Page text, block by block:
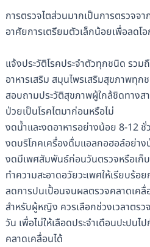
การตรวจไตส่วนมากเป็นการตรวจจ
อาศัยการเตรียมตัวเล็กน้อยเพื่อลดโ
แจ้งประวัติโรคประจำตัวทุกชนิด รวม
อาหารเสริม สมุนไพรเสริมสุขภาพทุก
สอบถามประวัติสุขภาพผู้ใกล้ชิดทางส
ป่วยเป็นโรคไตมาก่อนหรือไม่
งดน้ำและงดอาหารอย่างน้อย 8-12 ชั่
งดบริโภคเครื่องดื่มแอลกอฮอล์อย่าง
งดมีเพศสัมพันธ์ก่อนวันตรวจหรือเก็
ทำความสะอาดอวัยวะเพศให้เรียบร้อ
ลดการปนเปื้อนจนผลตรวจคลาดเคลื่
สำหรับผู้หญิง ควรเลือกช่วงเวลาตร
วัน เพื่อไม่ให้เลือดประจำเดือนปะปน
คลาดเคลื่อนได้